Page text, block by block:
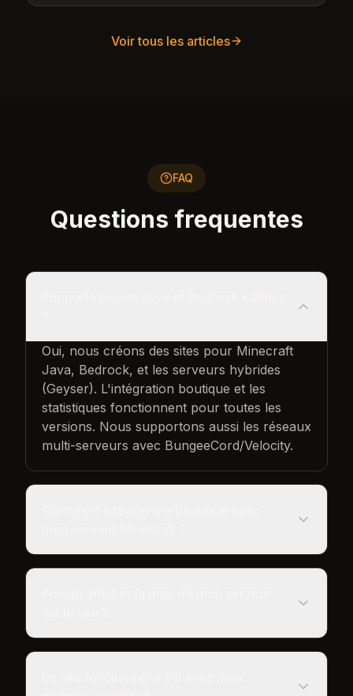
Voir tous les articles
FAQ
Questions frequentes
Oui, nous créons des sites pour Minecraft
Java, Bedrock, et les serveurs hybrides
(Geyser). L'intégration boutique et les
statistiques fonctionnent pour toutes les
versions. Nous supportons aussi les réseaux
multi-serveurs avec BungeeCord/Velocity.